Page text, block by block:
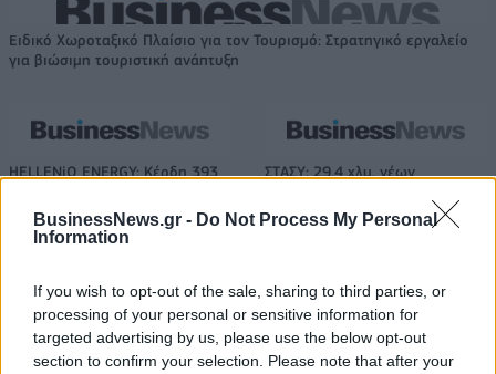
BusinessNews.gr - Do Not Process My Personal
Information
If you wish to opt-out of the sale, sharing to third parties, or
processing of your personal or sensitive information for
targeted advertising by us, please use the below opt-out
section to confirm your selection. Please note that after your
Ειδικό Χωροταξικό Πλαίσιο για τον Τουρισμό: Στρατηγικό εργαλείο
για βιώσιμη τουριστική ανάπτυξη
HELLENiQ ENERGY: Κέρδη 393
Στα 734 εκατ. ευρώ τα EBITDA
ΣΤΑΣΥ: 29,4 χλμ. νέων
Αθήνας - Στο τελικό στάδιο το
μεγαλύτερο έργο αναβάθμισης
Η Chery επενδύει 75 εκατ. δολάρια στην KG Mobility